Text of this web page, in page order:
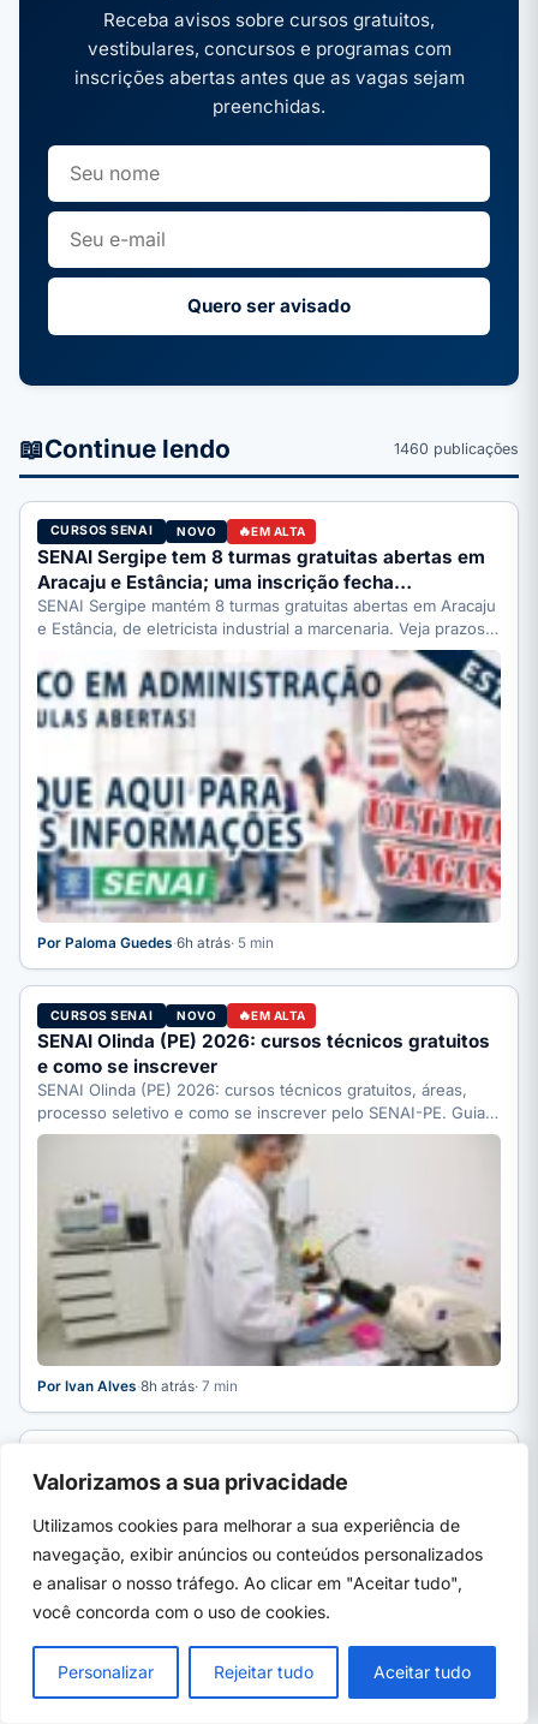
Valorizamos a sua privacidade
Utilizamos cookies para melhorar a sua experiência de
navegação, exibir anúncios ou conteúdos personalizados
e analisar o nosso tráfego. Ao clicar em "Aceitar tudo",
você concorda com o uso de cookies.
Personalizar Rejeitar tudo Aceitar tudo
Receba avisos sobre cursos gratuitos,
vestibulares, concursos e programas com
inscrições abertas antes que as vagas sejam
preenchidas.
Quero ser avisado
📖Continue lendo 1460 publicações
CURSOS SENAI NOVO EM ALTA
SENAI Sergipe tem 8 turmas gratuitas abertas em
Aracaju e Estância; uma inscrição fecha…
SENAI Sergipe mantém 8 turmas gratuitas abertas em Aracaju
e Estância, de eletricista industrial a marcenaria. Veja prazos:
Por Paloma Guedes·6h atrás· 5 min
CURSOS SENAI NOVO EM ALTA
SENAI Olinda (PE) 2026: cursos técnicos gratuitos
e como se inscrever
SENAI Olinda (PE) 2026: cursos técnicos gratuitos, áreas,
processo seletivo e como se inscrever pelo SENAI-PE. Guia
completo.
Por Ivan Alves·8h atrás· 7 min
Curso de macramê: o que aprende, quanto ganha e
Curso de macramê: o que se aprende, as peças que mais
vendem, quanto dá para ganhar, quanto custa…
UFPA abre 160 vagas em cursinho gratuito
para o Enem: veja como se inscrever